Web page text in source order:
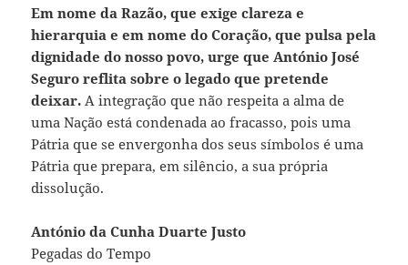
Em nome da Razão, que exige clareza e
hierarquia e em nome do Coração, que pulsa pela
dignidade do nosso povo, urge que António José
Seguro reflita sobre o legado que pretende
deixar. A integração que não respeita a alma de
uma Nação está condenada ao fracasso, pois uma
Pátria que se envergonha dos seus símbolos é uma
Pátria que prepara, em silêncio, a sua própria
dissolução.
António da Cunha Duarte Justo
Pegadas do Tempo